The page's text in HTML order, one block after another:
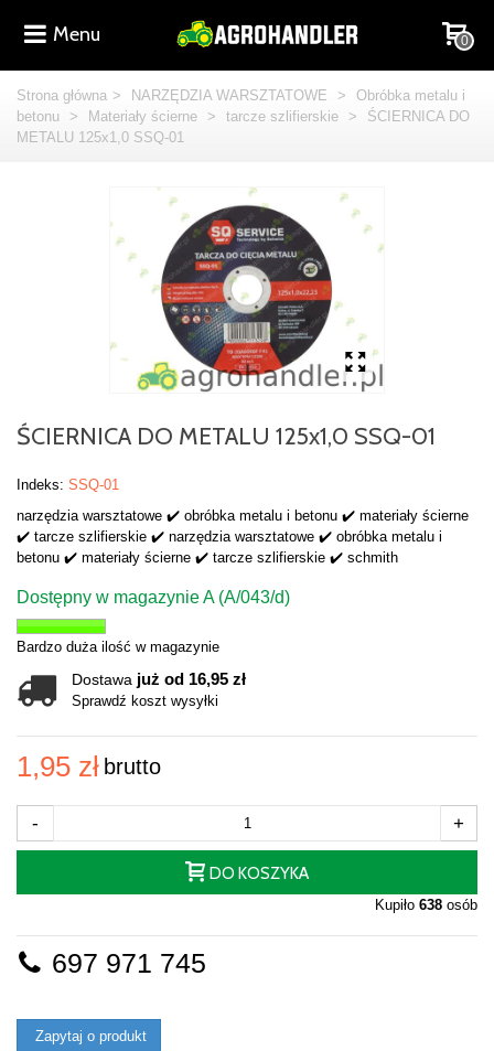
Menu 0
Strona główna > NARZĘDZIA WARSZTATOWE >
Obróbka metalu i
betonu
> Materiały ścierne > tarcze szlifierskie >
ŚCIERNICA DO
METALU 125x1,0 SSQ-01
ŚCIERNICA DO METALU 125x1,0 SSQ-01
Indeks: SSQ-01
narzędzia warsztatowe ✔️ obróbka metalu i betonu ✔️ materiały ścierne
✔️ tarcze szlifierskie ✔️ narzędzia warsztatowe ✔️ obróbka metalu i
betonu ✔️ materiały ścierne ✔️ tarcze szlifierskie ✔️ schmith
Dostępny w magazynie A (A/043/d)
Bardzo duża ilość w magazynie
Dostawa już od 16,95 zł
Sprawdź koszt wysyłki
1,95 zł brutto
- +
DO KOSZYKA
Kupiło 638 osób
697 971 745
Zapytaj o produkt